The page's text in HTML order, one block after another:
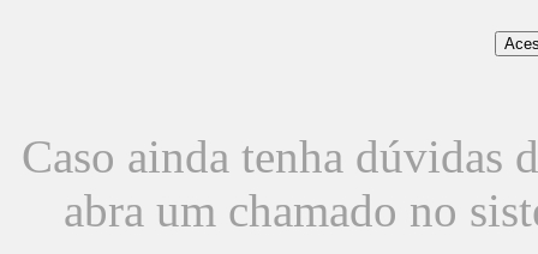
Caso ainda tenha dúvidas
abra um chamado no